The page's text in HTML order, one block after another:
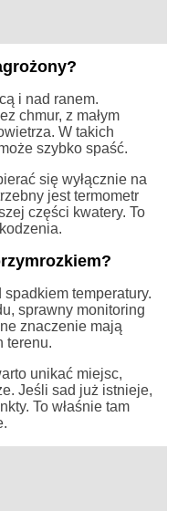
i nad ranem.
chmur, z małym
W takich
szybko spaść.
się wyłącznie na
jest termometr
części kwatery. To
temperatury.
sprawny monitoring
znaczenie mają
terenu.
unikać miejsc,
Jeśli sad już istnieje,
To właśnie tam